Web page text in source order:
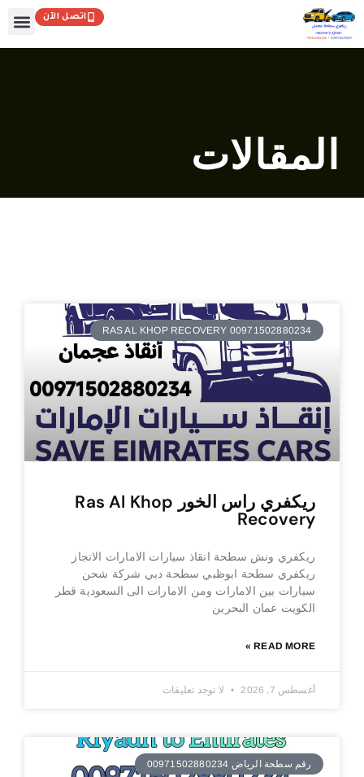
إلى
المحتوى
اتصل الآن
المقالات
RAS AL KHOP RECOVERY 00971502880234
ريكفري راس الخور Ras Al Khop
Recovery
ريكفري ونش سطحة انقاذ سيارات الامارات الانجاز
ريكفري سطحة ابوظبي سطحة دبي شركة شحن
سيارات بين الامارات ومن الامارات الى السعودية قطر
الكويت عمان البحرين
READ MORE »
أغسطس 7, 2026 لا توجد تعليقات
رقم سطحة الرياض 00971502880234